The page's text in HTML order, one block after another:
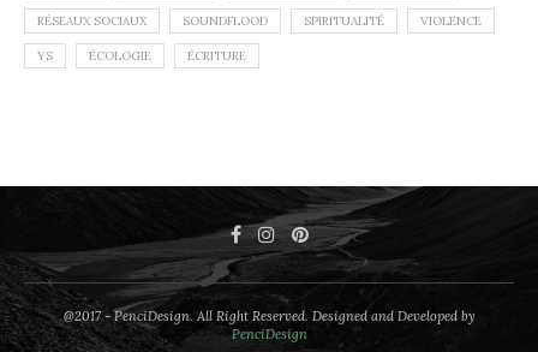
RÉSEAUX SOCIAUX SOUNDFLOOD SPIRITUALITÉ VIOLENCE
YS ÉCOLOGIE ÉCRITURE
@2017 - PenciDesign. All Right Reserved. Designed and Developed by
PenciDesign